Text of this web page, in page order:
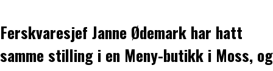
Ferskvaresjef Janne Ødemark har hatt
samme stilling i en Meny-butikk i Moss, og